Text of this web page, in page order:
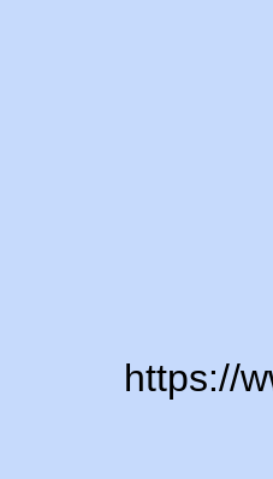
https://